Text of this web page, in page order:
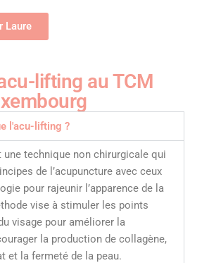
Laure
lifting au TCM
l'acu-lifting ?
une technique non chirurgicale qui
de l’acupuncture avec ceux
pour rajeunir l’apparence de la
vise à stimuler les points
visage pour améliorer la
la production de collagène,
et la fermeté de la peau.